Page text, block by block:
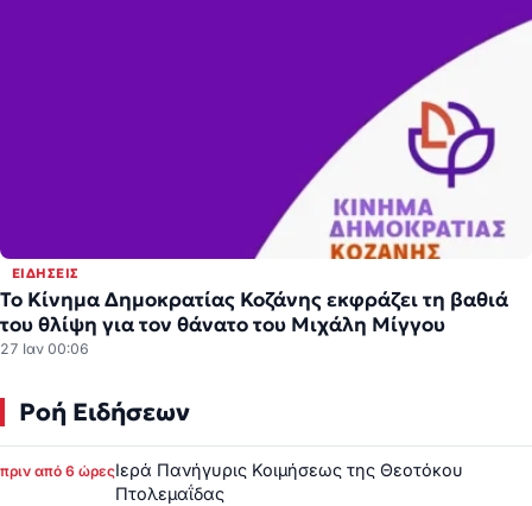
ΕΙΔΉΣΕΙΣ
Το Κίνημα Δημοκρατίας Κοζάνης εκφράζει τη βαθιά
του θλίψη για τον θάνατο του Μιχάλη Μίγγου
27 Ιαν 00:06
Ροή Ειδήσεων
πριν από 6 ώρεςΙερά Πανήγυρις Κοιμήσεως της Θεοτόκου
Πτολεμαΐδας